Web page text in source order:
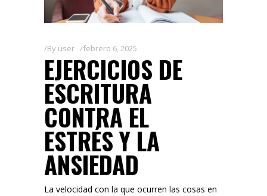
By user febrero 6, 2025
EJERCICIOS DE
ESCRITURA
CONTRA EL
ESTRÉS Y LA
ANSIEDAD
La velocidad con la que ocurren las cosas en